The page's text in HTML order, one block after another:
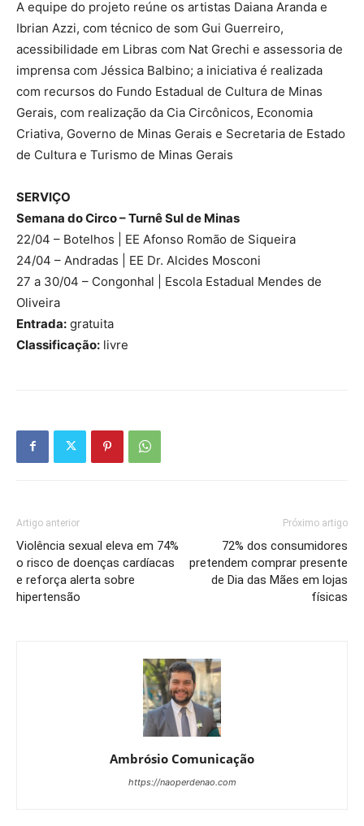
A equipe do projeto reúne os artistas Daiana Aranda e
Ibrian Azzi, com técnico de som Gui Guerreiro,
acessibilidade em Libras com Nat Grechi e assessoria de
imprensa com Jéssica Balbino; a iniciativa é realizada
com recursos do Fundo Estadual de Cultura de Minas
Gerais, com realização da Cia Circônicos, Economia
Criativa, Governo de Minas Gerais e Secretaria de Estado
de Cultura e Turismo de Minas Gerais
SERVIÇO
Semana do Circo – Turnê Sul de Minas
22/04 – Botelhos | EE Afonso Romão de Siqueira
24/04 – Andradas | EE Dr. Alcides Mosconi
27 a 30/04 – Congonhal | Escola Estadual Mendes de
Oliveira
Entrada: gratuita
Classificação: livre
Artigo anterior
Violência sexual eleva em 74%
o risco de doenças cardíacas
e reforça alerta sobre
hipertensão
Próximo artigo
72% dos consumidores
pretendem comprar presente
de Dia das Mães em lojas
físicas
Ambrósio Comunicação
https://naoperdenao.com